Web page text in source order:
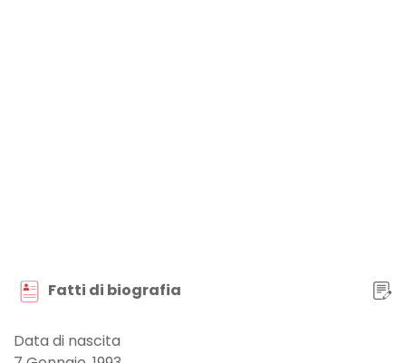
Fatti di biografia
Data di nascita